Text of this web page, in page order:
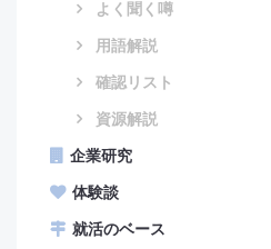
よく聞く噂
用語解説
確認リスト
資源解説
企業研究
体験談
就活のベース